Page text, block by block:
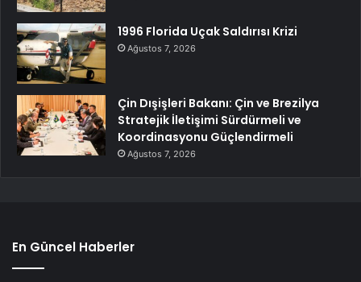
1996 Florida Uçak Saldırısı Krizi
Ağustos 7, 2026
Çin Dışişleri Bakanı: Çin ve Brezilya
Stratejik İletişimi Sürdürmeli ve
Koordinasyonu Güçlendirmeli
Ağustos 7, 2026
En Güncel Haberler